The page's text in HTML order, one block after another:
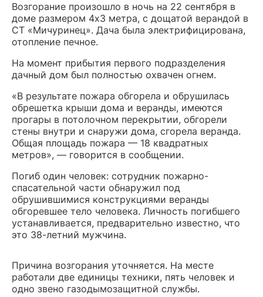
Возгорание произошло в ночь на 22 сентября в
доме размером 4х3 метра, с дощатой верандой в
СТ «Мичуринец». Дача была электрифицирована,
отопление печное.
На момент прибытия первого подразделения
дачный дом был полностью охвачен огнем.
«В результате пожара обгорела и обрушилась
обрешетка крыши дома и веранды, имеются
прогары в потолочном перекрытии, обгорели
стены внутри и снаружи дома, сгорела веранда.
Общая площадь пожара — 18 квадратных
метров», — говорится в сообщении.
Погиб один человек: сотрудник пожарно-
спасательной части обнаружил под
обрушившимися конструкциями веранды
обгоревшее тело человека. Личность погибшего
устанавливается, предварительно известно, что
это 38-летний мужчина.
Причина возгорания уточняется. На месте
работали две единицы техники, пять человек и
одно звено газодымозащитной службы.